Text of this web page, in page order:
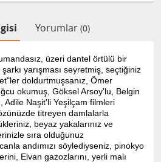
Yorumlar (0)
üzeri dantel örtülü bir
yarışması seyretmiş, seçtiğiniz
doldurtmuşsanız, Ömer
okumuş, Göksel Arsoy'lu, Belgin
Adile Naşit'li Yeşilçam filmleri
titreyen damlalarla
beyaz yakalarınız ve
sıra olduğunuz
andımızı söylediyseniz, pinokyo
Elvan gazozlarını, yerli malı